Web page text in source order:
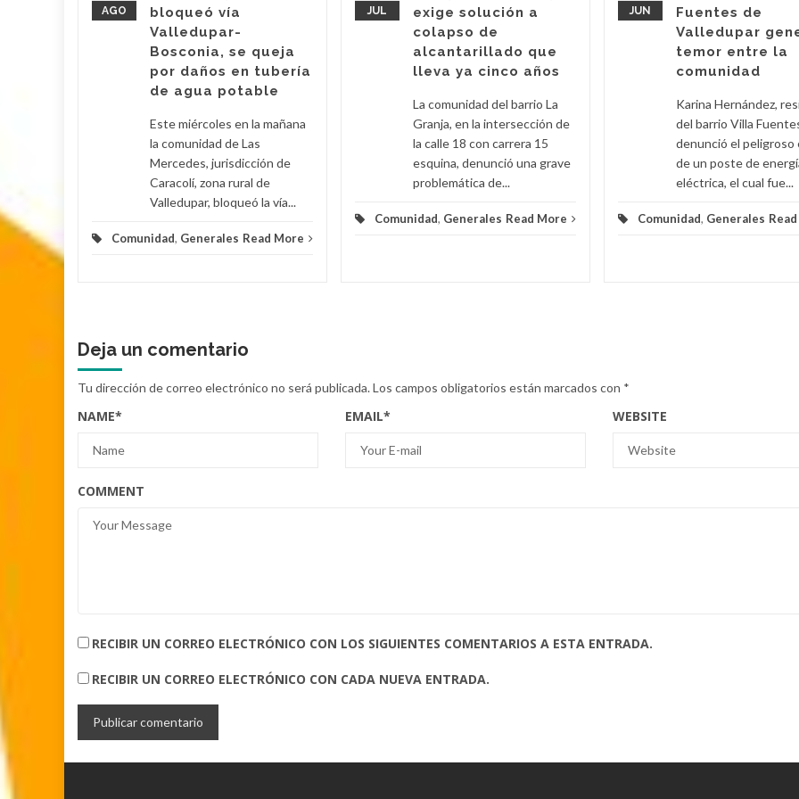
AGO
bloqueó vía
Valledupar-
Bosconia, se queja
por daños en tubería
de agua potable
Este miércoles en la mañana
la comunidad de Las
Mercedes, jurisdicción de
Caracolí, zona rural de
Valledupar, bloqueó la vía...
Comunidad, Generales Read More
JUL
exige solución a
colapso de
alcantarillado que
lleva ya cinco años
La comunidad del barrio La
Granja, en la intersección de
la calle 18 con carrera 15
esquina, denunció una grave
problemática de...
Comunidad, Generales Read More
JUN
Fuentes de
Valledupar
temor entre la
comunidad
Karina Hernández,
del barrio Villa
denunció el peligroso
de un poste de
eléctrica, el cual fue...
Comunidad, Generales
Deja un comentario
Tu dirección de correo electrónico no será publicada.Los campos obligatorios están marcados con *
NAME* EMAIL* WEBSITE
COMMENT
RECIBIR UN CORREO ELECTRÓNICO CON LOS SIGUIENTES COMENTARIOS A ESTA ENTRADA.
RECIBIR UN CORREO ELECTRÓNICO CON CADA NUEVA ENTRADA.